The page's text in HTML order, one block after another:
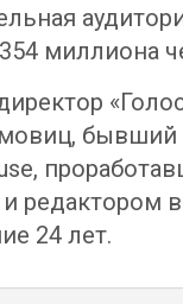
миллиона
бывший
редактором
24 лет.